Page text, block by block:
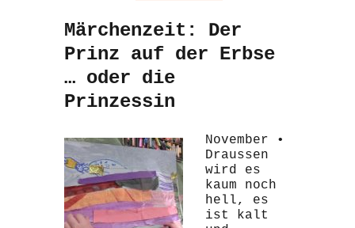
Märchenzeit: Der
Prinz auf der Erbse
… oder die
Prinzessin
November •
Draussen
wird es
kaum noch
hell, es
ist kalt